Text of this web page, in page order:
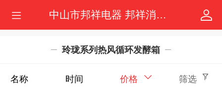
中山市邦祥电器 邦祥消毒柜 商用消毒柜 邦祥品牌 邦祥电器
玲珑系列热风循环发酵箱
名称 时间 价格 筛选